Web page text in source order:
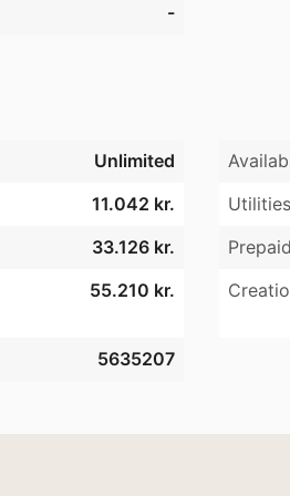
og viser ikke nødvendigvis den
-
Unlimited
11.042 kr. Utilities
33.126 kr.
55.210 kr.
5635207